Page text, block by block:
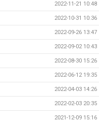
2022-11-21 10:48
2022-10-31 10:36
2022-09-26 13:47
2022-09-02 10:43
2022-08-30 15:26
2022-06-12 19:35
2022-04-03 14:26
2022-02-03 20:35
2021-12-09 15:16